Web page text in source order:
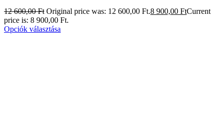
12 600,00Ft Original price was: 12 600,00 Ft.8 900,00 FtCurrent
price is: 8 900,00 Ft.
Opciók választása